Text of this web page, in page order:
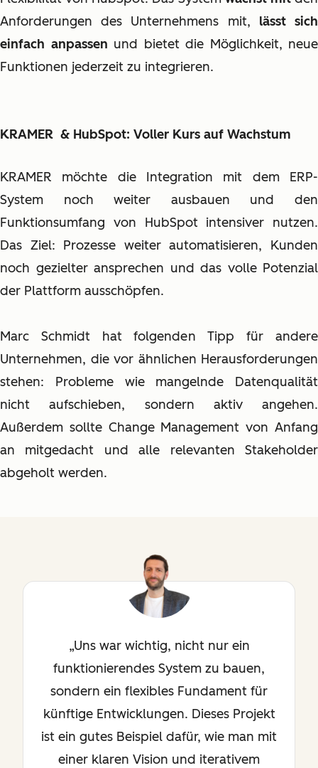
Anforderungen des Unternehmens mit, lässt sich
einfach anpassen und bietet die Möglichkeit, neue
Funktionen jederzeit zu integrieren.
KRAMER & HubSpot: Voller Kurs auf Wachstum
KRAMER möchte die Integration mit dem ERP-
System noch weiter ausbauen und den
Funktionsumfang von HubSpot intensiver nutzen.
Das Ziel: Prozesse weiter automatisieren, Kunden
noch gezielter ansprechen und das volle Potenzial
der Plattform ausschöpfen.
Marc Schmidt hat folgenden Tipp für andere
Unternehmen, die vor ähnlichen Herausforderungen
stehen: Probleme wie mangelnde Datenqualität
nicht aufschieben, sondern aktiv angehen.
Außerdem sollte Change Management von Anfang
an mitgedacht und alle relevanten Stakeholder
abgeholt werden.
Uns war wichtig, nicht nur ein
funktionierendes System zu bauen,
sondern ein flexibles Fundament für
künftige Entwicklungen. Dieses Projekt
ist ein gutes Beispiel dafür, wie man mit
einer klaren Vision und iterativem